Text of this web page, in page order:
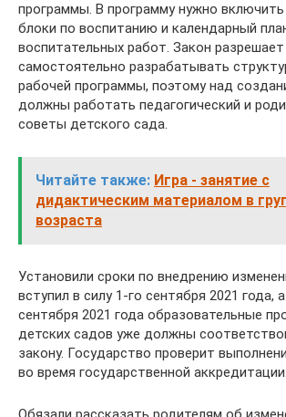
программы. В программу нужно
блоки по воспитанию и календарный
воспитательных работ. Закон
самостоятельно разрабатывать
рабочей программы, поэтому над
должны работать педагогический и
советы детского сада.
Читайте также: Игра - занятие с
дидактическим материалом в
возраста
Установили сроки по внедрению
вступил в силу 1‑го сентября 2021 года,
сентября 2021 года образовательные
детских садов уже должны
закону. Государство проверит
во время государственной аккредитации.